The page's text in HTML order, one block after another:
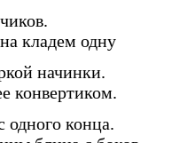
кладем одну
начинки.
конвертиком.
одного конца.